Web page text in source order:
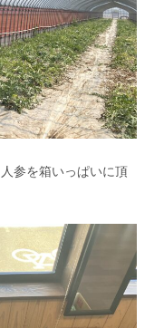
参を箱いっぱいに頂